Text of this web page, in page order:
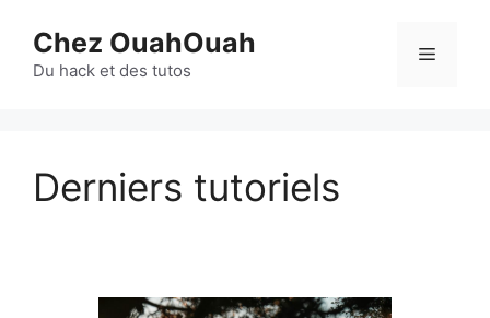
contenu
Chez OuahOuah
Du hack et des tutos
Menu
Derniers tutoriels